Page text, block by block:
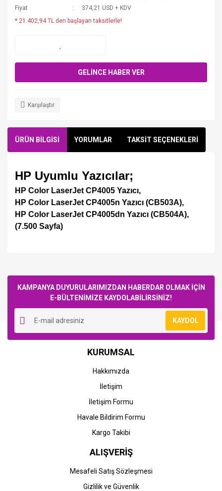
Fiyat
374,21 USD + KDV
* 21.402,94 TL den başlayan taksitlerle!
GELİNCE HABER VER
Karşılaştır
ÜRÜN BİLGİSİ YORUMLAR TAKSİT SEÇENEKLERİ
HP Uyumlu Yazıcılar;
HP Color LaserJet CP4005 Yazıcı,
HP Color LaserJet CP4005n Yazıcı (CB503A),
HP Color LaserJet CP4005dn Yazıcı (CB504A),
(7.500 Sayfa)
KAMPANYA DUYURULARIMIZDAN HABERDAR OLMAK İÇİN
E-BÜLTENİMİZE KAYDOLABİLİRSİNİZ!
KAYDOL
KURUMSAL
Hakkımızda
İletişim
İletişim Formu
Havale Bildirim Formu
Kargo Takibi
ALIŞVERİŞ
Mesafeli Satış Sözleşmesi
Gizlilik ve Güvenlik